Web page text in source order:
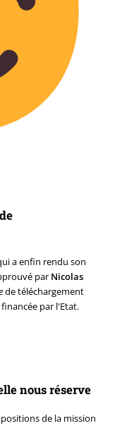
a enfin rendu son
par Nicolas
de téléchargement
par l'Etat.
nous réserve
de la mission